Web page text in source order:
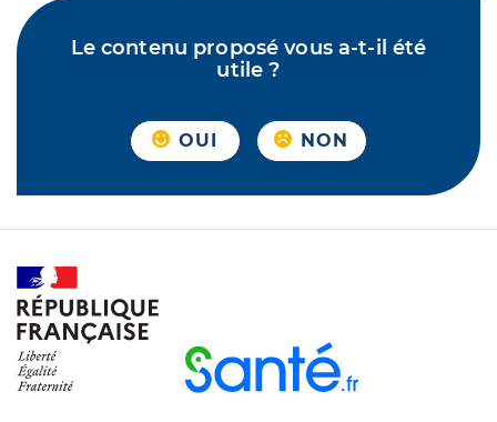
Le contenu proposé vous a-t-il été
utile ?
OUI NON